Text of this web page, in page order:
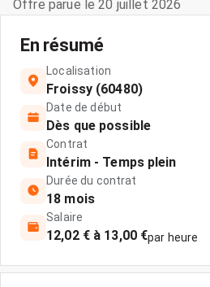
Offre parue le 20 juillet 2026
En résumé
Localisation
Froissy (60480)
Date de début
Dès que possible
Contrat
Intérim - Temps plein
Durée du contrat
18 mois
Salaire
12,02 € à 13,00 €par heure